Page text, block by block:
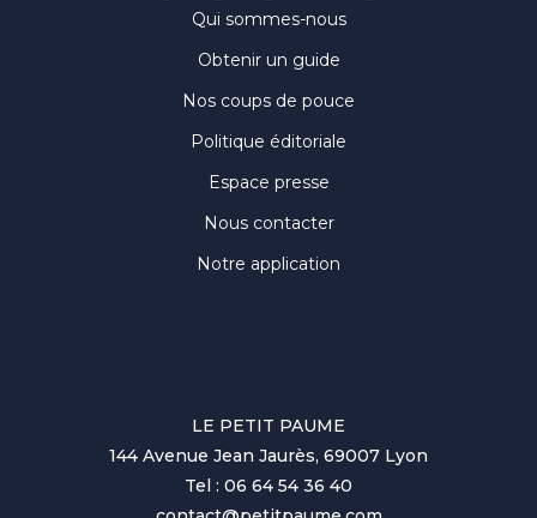
Qui sommes-nous
Obtenir un guide
Nos coups de pouce
Politique éditoriale
Espace presse
Nous contacter
Notre application
LE PETIT PAUME
144 Avenue Jean Jaurès, 69007 Lyon
Tel : 06 64 54 36 40